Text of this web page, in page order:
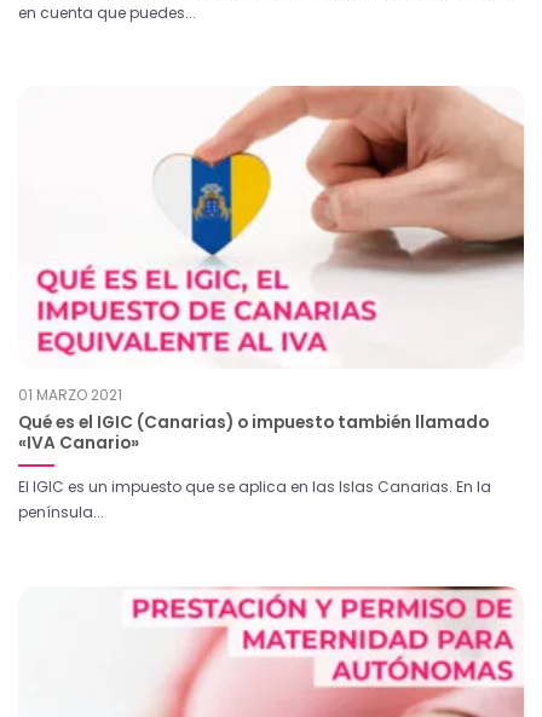
en cuenta que puedes...
01 MARZO 2021
Qué es el IGIC (Canarias) o impuesto también llamado
«IVA Canario»
El IGIC es un impuesto que se aplica en las Islas Canarias. En la
península...